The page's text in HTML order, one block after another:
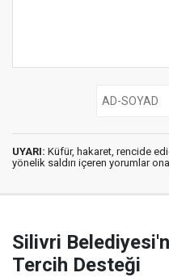
UYARI: Küfür, hakaret, rencide
yönelik saldırı içeren yorumlar
Silivri
Tercih Desteği